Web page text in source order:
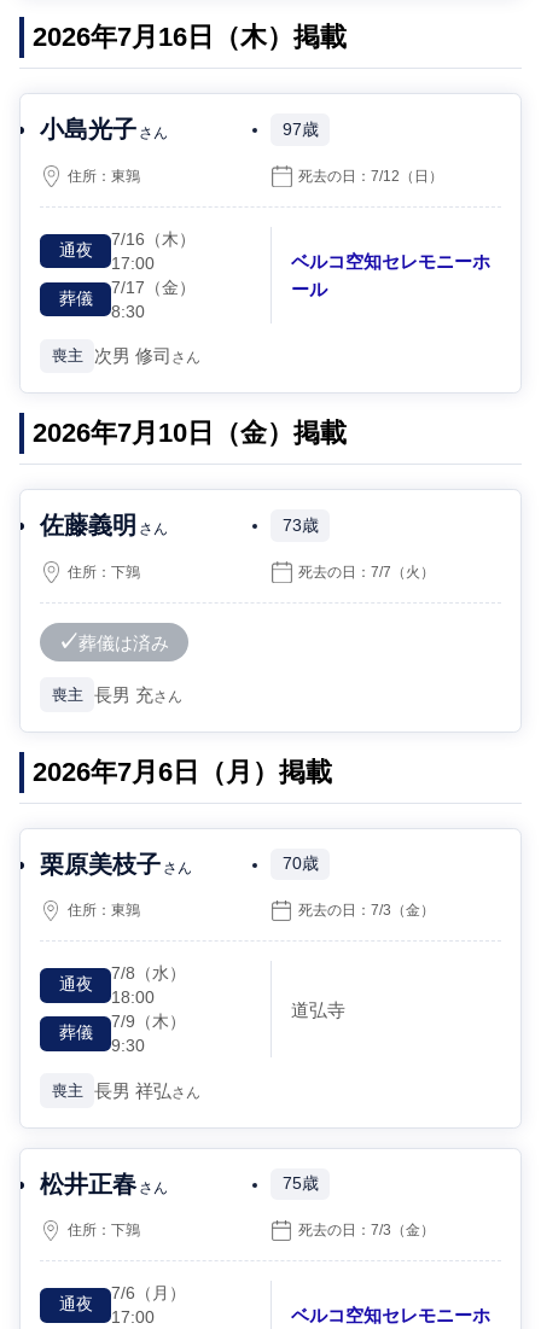
2026年7月16日（木）掲載
小島光子 さん 97歳
住所：東鶉 死去の日：7/12 （日）
通夜
7/16 （木）
17:00
葬儀
7/17 （金）
8:30
ベルコ空知セレモニーホ
ール
喪主 次男 修司 さん
2026年7月10日（金）掲載
佐藤義明 さん 73歳
住所：下鶉 死去の日：7/7 （火）
葬儀は済み
喪主 長男 充さん
2026年7月6日（月）掲載
栗原美枝子 さん 70歳
住所：東鶉 死去の日：7/3 （金）
通夜
7/8 （水）
18:00
葬儀
7/9 （木）
9:30
道弘寺
喪主 長男 祥弘さん
松井正春 さん 75歳
住所：下鶉 死去の日：7/3 （金）
通夜
7/6 （月）
17:00
ベルコ空知セレモニーホ